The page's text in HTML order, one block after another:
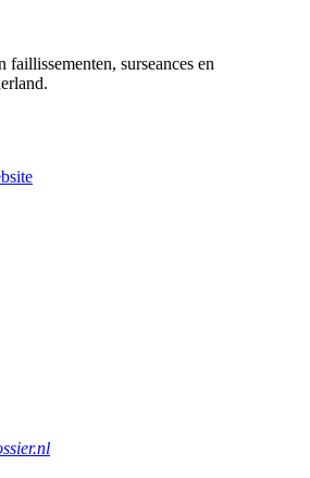
faillissementen, surseances en